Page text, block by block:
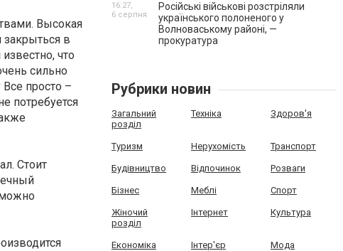
Высокая
в
что
сильно
просто –
потребуется
Стоит
можно
Російські військові розстріляли
українського полоненого у
Волноваському районі, —
прокуратура
16:27,
6 серпня
Рубрики новин
Загальний
розділ
Техніка Здоров'я
Туризм Нерухомість Транспорт
Будівництво Відпочинок Розваги
Бізнес Меблі Спорт
Жіночий
розділ
Інтернет Культура
Економіка Інтер'єр Мода